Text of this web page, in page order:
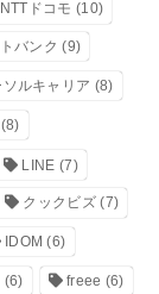
NTTドコモ (10)
バンク (9)
ルキャリア (8)
(8)
LINE (7)
クックビズ(7)
IDOM (6)
(6) freee (6)